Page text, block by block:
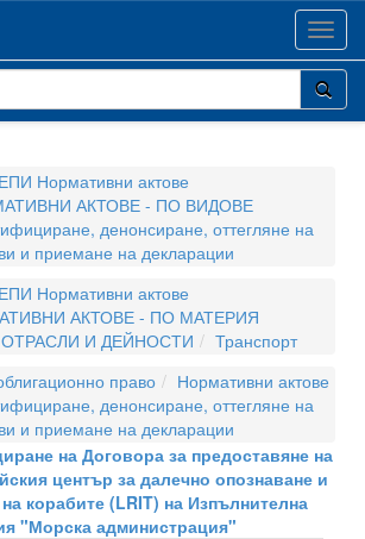
ЕПИ Нормативни актове
АКТОВЕ - ПО ВИДОВЕ
денонсиране, оттегляне на
и приемане на декларации
ЕПИ Нормативни актове
АКТОВЕ - ПО МАТЕРИЯ
И ДЕЙНОСТИ
Транспорт
право
Нормативни актове
денонсиране, оттегляне на
и приемане на декларации
на Договора за предоставяне на
център за далечно опознаване и
корабите (LRIT) на Изпълнителна
"Морска администрация"